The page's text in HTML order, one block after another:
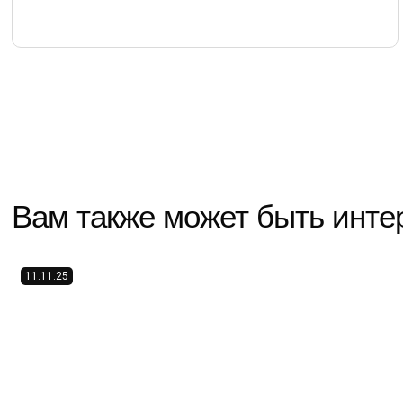
Вам также может быть
11.11.25